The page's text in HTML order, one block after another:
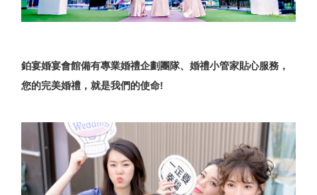
鉑宴婚宴會館備有專業婚禮企劃團隊、婚禮小管家貼心服務，
您的完美婚禮，就是我們的使命!